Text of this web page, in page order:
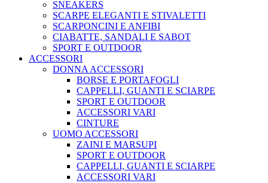
SNEAKERS
SCARPE ELEGANTI E STIVALETTI
SCARPONCINI E ANFIBI
CIABATTE, SANDALI E SABOT
SPORT E OUTDOOR
ACCESSORI
DONNA ACCESSORI
BORSE E PORTAFOGLI
CAPPELLI, GUANTI E SCIARPE
SPORT E OUTDOOR
ACCESSORI VARI
CINTURE
UOMO ACCESSORI
ZAINI E MARSUPI
SPORT E OUTDOOR
CAPPELLI, GUANTI E SCIARPE
ACCESSORI VARI